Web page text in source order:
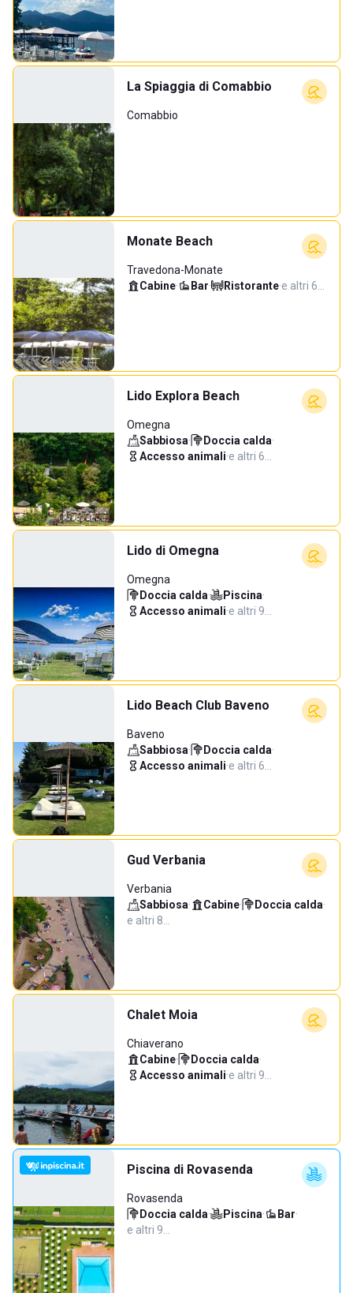
La Spiaggia di Comabbio
Comabbio
Monate Beach
Travedona-Monate
Cabine· Bar· Ristorante·e altri 6…
Lido Explora Beach
Omegna
Sabbiosa· Doccia calda·
Accesso animali·e altri 6…
Lido di Omegna
Omegna
Doccia calda· Piscina·
Accesso animali·e altri 9…
Lido Beach Club Baveno
Baveno
Sabbiosa· Doccia calda·
Accesso animali·e altri 6…
Gud Verbania
Verbania
Sabbiosa· Cabine· Doccia calda·
e altri 8…
Chalet Moia
Chiaverano
Cabine· Doccia calda·
Accesso animali·e altri 9…
Piscina di Rovasenda
Rovasenda
Doccia calda· Piscina· Bar·
e altri 9…